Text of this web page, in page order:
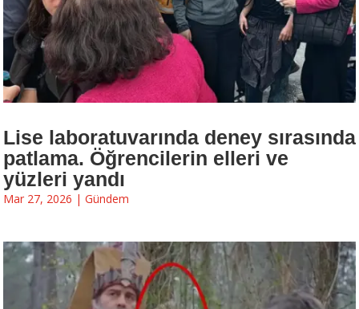
Lise laboratuvarında deney sırasında
patlama. Öğrencilerin elleri ve
yüzleri yandı
Mar 27, 2026 | Gündem